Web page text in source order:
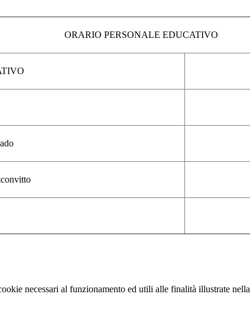
ORARIO PERSONALE EDUCATIVO
necessari al funzionamento ed utili alle finalità illustrate nella